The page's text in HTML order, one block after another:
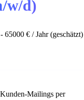
w/d)
65000 € / Jahr (geschätzt)
Mailings per